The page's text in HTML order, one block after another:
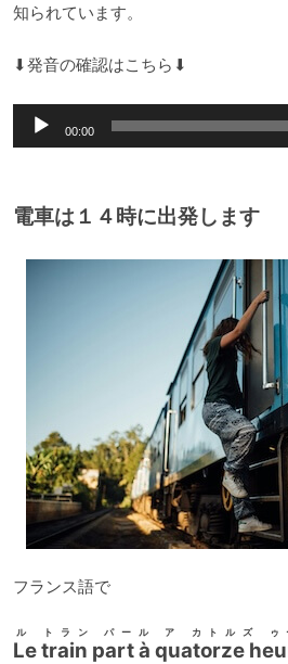
知られています。
⬇︎発音の確認はこちら⬇︎
声
レ
00:00
電車は１４時に出発します
フランス語で
Le train part à quatorze
ル トラン パール ア カトルズ ゥ